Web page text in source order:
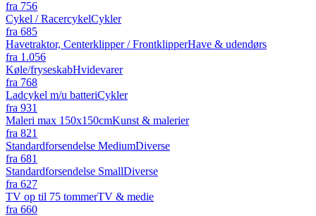
fra 756
Cykel / RacercykelCykler
fra 685
Havetraktor, Centerklipper / FrontklipperHave & udendørs
fra 1.056
Køle/fryseskabHvidevarer
fra 768
Ladcykel m/u batteriCykler
fra 931
Maleri max 150x150cmKunst & malerier
fra 821
Standardforsendelse MediumDiverse
fra 681
Standardforsendelse SmallDiverse
fra 627
TV op til 75 tommerTV & medie
fra 660